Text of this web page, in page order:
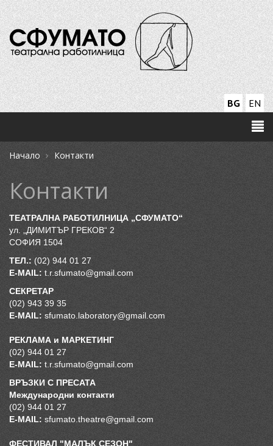
EN
BG
Начало › Контакти
Контакти
ТЕАТРАЛНА РАБОТИЛНИЦА „СФУМАТО“
ул. „ДИМИТЪР ГРЕКОВ“ 2
СОФИЯ 1504
ТЕЛ.: (02) 944 01 27
E-MAIL: t.r.sfumato@gmail.com
СЕКРЕТАР
(02) 943 39 35
E-MAIL: sfumato.laboratory@gmail.com
РЕКЛАМА и МАРКЕТИНГ
(02) 944 01 27
E-MAIL: t.r.sfumato@gmail.com
ВРЪЗКИ С ПРЕСАТА
Международни контакти
(02) 944 01 27
E-MAIL: sfumato.theatre@gmail.com
ФЕСТИВАЛ "МАЛЪК СЕЗОН"